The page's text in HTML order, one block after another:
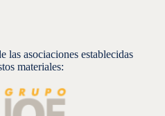
las asociaciones establecidas
materiales: